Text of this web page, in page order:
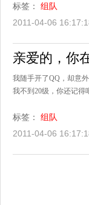
标签： 组队
2011-04-06
亲爱的，你
我随手开了QQ，却意
我不到20级，你还记得
标签： 组队
2011-04-06